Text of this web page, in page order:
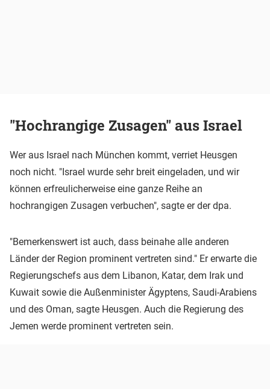
"Hochrangige Zusagen" aus Israel
Wer aus Israel nach München kommt, verriet Heusgen
noch nicht. "Israel wurde sehr breit eingeladen, und wir
können erfreulicherweise eine ganze Reihe an
hochrangigen Zusagen verbuchen", sagte er der dpa.
"Bemerkenswert ist auch, dass beinahe alle anderen
Länder der Region prominent vertreten sind." Er erwarte die
Regierungschefs aus dem Libanon, Katar, dem Irak und
Kuwait sowie die Außenminister Ägyptens, Saudi-Arabiens
und des Oman, sagte Heusgen. Auch die Regierung des
Jemen werde prominent vertreten sein.